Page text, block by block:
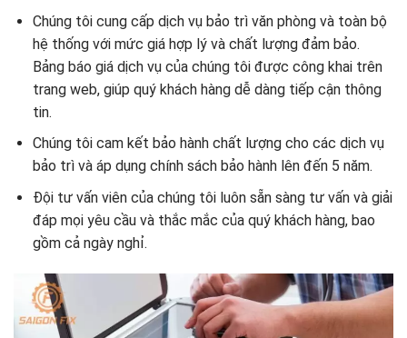
Chúng tôi cung cấp dịch vụ bảo trì văn phòng và toàn bộ
hệ thống với mức giá hợp lý và chất lượng đảm bảo.
Bảng báo giá dịch vụ của chúng tôi được công khai trên
trang web, giúp quý khách hàng dễ dàng tiếp cận thông
tin.
Chúng tôi cam kết bảo hành chất lượng cho các dịch vụ
bảo trì và áp dụng chính sách bảo hành lên đến 5 năm.
Đội tư vấn viên của chúng tôi luôn sẵn sàng tư vấn và giải
đáp mọi yêu cầu và thắc mắc của quý khách hàng, bao
gồm cả ngày nghỉ.